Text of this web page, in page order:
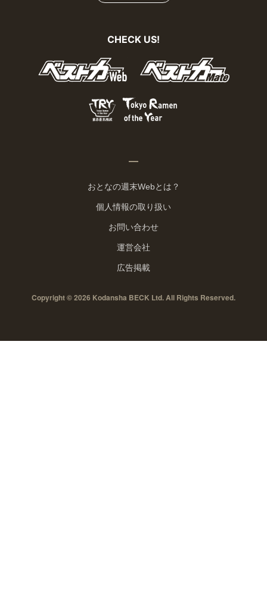
CHECK US!
おとなの週末Webとは？
個人情報の取り扱い
お問い合わせ
運営会社
広告掲載
Copyright © 2026 Kodansha BECK Ltd. All Rights Reserved.